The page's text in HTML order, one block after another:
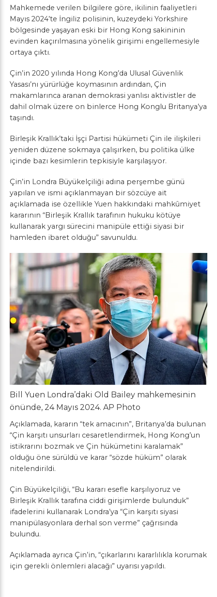
Mahkemede verilen bilgilere göre, ikilinin faaliyetleri
Mayıs 2024’te İngiliz polisinin, kuzeydeki Yorkshire
bölgesinde yaşayan eski bir Hong Kong sakininin
evinden kaçırılmasına yönelik girişimi engellemesiyle
ortaya çıktı.
Çin’in 2020 yılında Hong Kong’da Ulusal Güvenlik
Yasası’nı yürürlüğe koymasının ardından, Çin
makamlarınca aranan demokrasi yanlısı aktivistler de
dahil olmak üzere on binlerce Hong Konglu Britanya’ya
taşındı.
Birleşik Krallık’taki İşçi Partisi hükümeti Çin ile ilişkileri
yeniden düzene sokmaya çalışırken, bu politika ülke
içinde bazı kesimlerin tepkisiyle karşılaşıyor.
Çin’in Londra Büyükelçiliği adına perşembe günü
yapılan ve ismi açıklanmayan bir sözcüye ait
açıklamada ise özellikle Yuen hakkındaki mahkûmiyet
kararının “Birleşik Krallık tarafının hukuku kötüye
kullanarak yargı sürecini manipüle ettiği siyasi bir
hamleden ibaret olduğu” savunuldu.
Bill Yuen Londra’daki Old Bailey mahkemesinin
önünde, 24 Mayıs 2024. AP Photo
Açıklamada, kararın “tek amacının”, Britanya’da bulunan
“Çin karşıtı unsurları cesaretlendirmek, Hong Kong’un
istikrarını bozmak ve Çin hükümetini karalamak”
olduğu öne sürüldü ve karar “sözde hüküm” olarak
nitelendirildi.
Çin Büyükelçiliği, “Bu kararı esefle karşılıyoruz ve
Birleşik Krallık tarafına ciddi girişimlerde bulunduk”
ifadelerini kullanarak Londra’ya “Çin karşıtı siyasi
manipülasyonlara derhal son verme” çağrısında
bulundu.
Açıklamada ayrıca Çin’in, “çıkarlarını kararlılıkla korumak
için gerekli önlemleri alacağı” uyarısı yapıldı.